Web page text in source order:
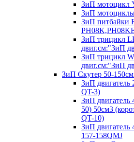
ЗиП мотоцикл
ЗиП
ЗиП питбайки
ЗиП трицикл
двиг.см:"ЗиП
ЗиП трицикл
двиг.см:"ЗиП
ЗиП Скутер 50-
ЗиП двигатель
QT-3)
ЗиП двигатель
50) 50см3
QT-10)
ЗиП двигатель
157-158QMJ